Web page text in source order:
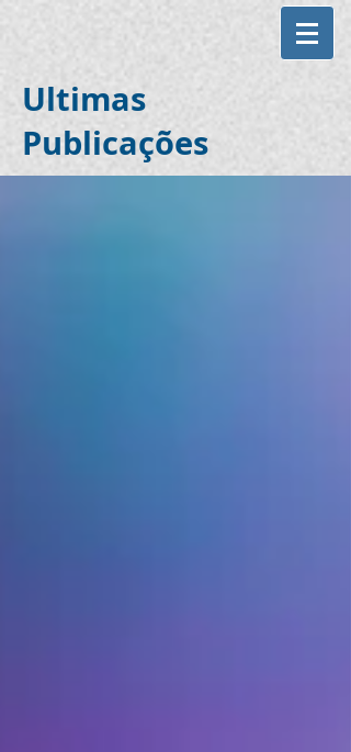
Ultimas
Publicações